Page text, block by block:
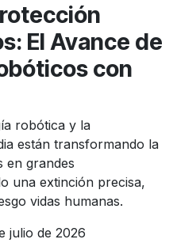
El Avance de
con
robótica y la
están transformando la
en grandes
una extinción precisa,
vidas humanas.
julio de 2026